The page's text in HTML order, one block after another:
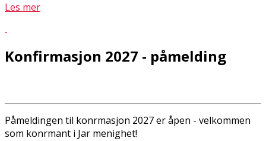
Les mer
Konfirmasjon 2027 - påmelding
Påmeldingen til konfirmasjon 2027 er åpen - velkommen
som konfirmant i Jar menighet!